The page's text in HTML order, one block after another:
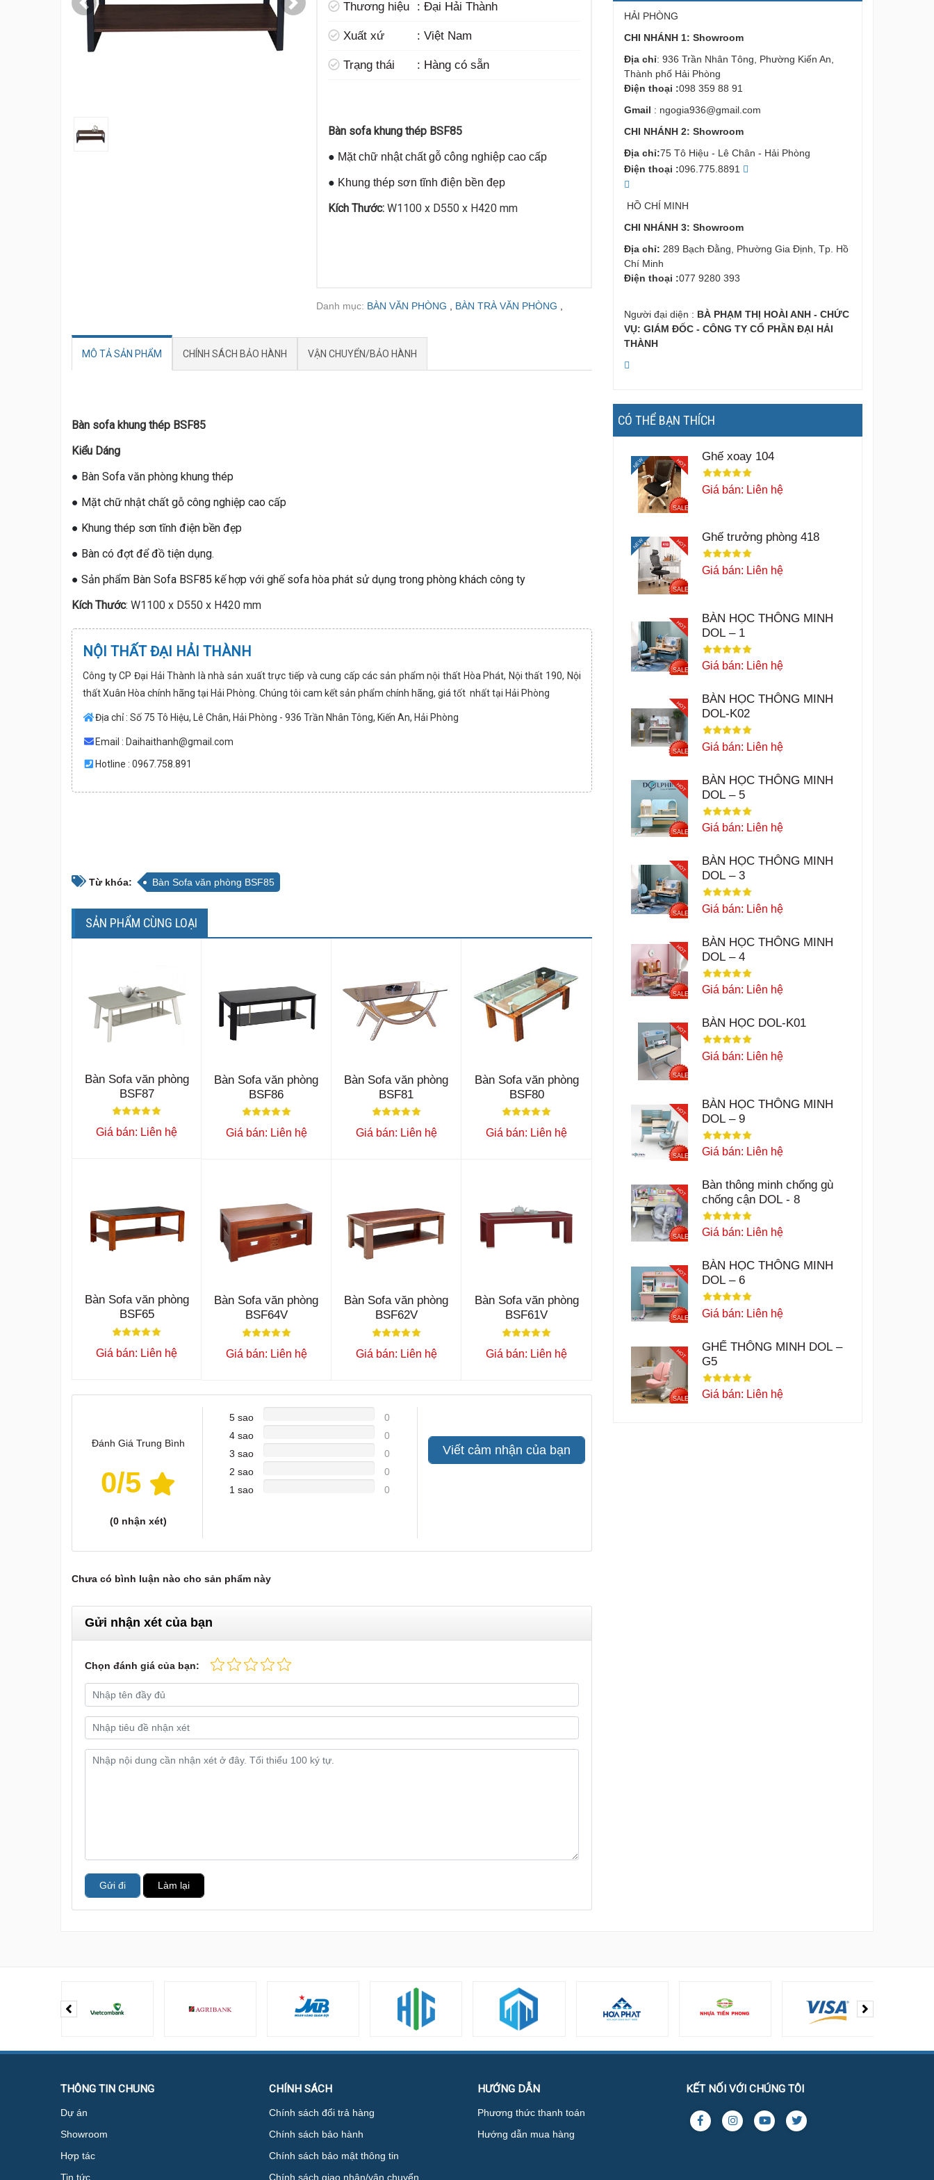
Previous Next Thương hiệu : Đại Hải Thành
Xuất xứ : Việt Nam
Trạng thái : Hàng có sẵn
Bàn sofa khung thép BSF85
● Mặt chữ nhật chất gỗ công nghiệp cao cấp
● Khung thép sơn tĩnh điện bền đẹp
Kích Thước: W1100 x D550 x H420 mm
Danh mục: BÀN VĂN PHÒNG BÀN TRÀ VĂN PHÒNG
MÔ TẢ SẢN PHẨM CHÍNH SÁCH BẢO HÀNH VẬN CHUYỂN/BẢO HÀNH
Bàn sofa khung thép BSF85
Kiểu Dáng
● Bàn Sofa văn phòng khung thép
● Mặt chữ nhật chất gỗ công nghiệp cao cấp
● Khung thép sơn tĩnh điện bền đẹp
● Bàn có đợt để đồ tiện dụng.
● Sản phẩm Bàn Sofa BSF85 kế hợp với ghế sofa hòa phát sử dụng trong phòng khách công ty
Kích Thước: W1100 x D550 x H420 mm
NỘI THẤT ĐẠI HẢI THÀNH
Công ty CP Đại Hải Thành là nhà sản xuất trực tiếp và cung cấp các sản phẩm nội thất Hòa Phát, Nội thất 190, Nội
thất Xuân Hòa chính hãng tại Hải Phòng. Chúng tôi cam kết sản phẩm chính hãng, giá tốt nhất tại Hải Phòng
Địa chỉ : Số 75 Tô Hiệu, Lê Chân, Hải Phòng - 936 Trần Nhân Tông, Kiến An, Hải Phòng
Email : Daihaithanh@gmail.com
Hotline : 0967.758.891
Từ khóa: Bàn Sofa văn phòng BSF85
SẢN PHẨM CÙNG LOẠI
Bàn Sofa văn phòng
BSF87
Giá bán: Liên hệ
Bàn Sofa văn phòng
BSF86
Giá bán: Liên hệ
Bàn Sofa văn phòng
BSF81
Giá bán: Liên hệ
Bàn Sofa văn phòng
BSF80
Giá bán: Liên hệ
Bàn Sofa văn phòng
BSF65
Giá bán: Liên hệ
Bàn Sofa văn phòng
BSF64V
Giá bán: Liên hệ
Bàn Sofa văn phòng
BSF62V
Giá bán: Liên hệ
Bàn Sofa văn phòng
BSF61V
Giá bán: Liên hệ
Đánh Giá Trung Bình
0/5
(0nhận xét)
5 sao
0
4 sao
0
3 sao
0
2 sao
0
1 sao
0
Viết cảm nhận của bạn
Chưa có bình luận nào cho sản phẩm này
Gửi nhận xét của bạn
Chọn đánh giá của bạn:
Gửi đi Làm lại
HẢI PHÒNG
CHI NHÁNH 1: Showroom
Địa chỉ: 936 Trần Nhân Tông, Phường Kiến An,
Thành phố Hải Phòng
Điện thoại :098 359 88 91
Gmail : ngogia936@gmail.com
CHI NHÁNH 2: Showroom
Địa chỉ:75 Tô Hiệu - Lê Chân - Hải Phòng
Điện thoại :096.775.8891
HỒ CHÍ MINH
CHI NHÁNH 3: Showroom
Địa chỉ: 289 Bạch Đằng, Phường Gia Định, Tp. Hồ
Chí Minh
Điện thoại :077 9280 393
Người đại diện : BÀ PHẠM THỊ HOÀI ANH - CHỨC
VỤ: GIÁM ĐỐC - CÔNG TY CỔ PHẦN ĐẠI HẢI
THÀNH
CÓ THỂ BẠN THÍCH
NEW HOT
SALE
Ghế xoay 104
Giá bán: Liên hệ
NEW HOT
SALE
Ghế trưởng phòng 418
Giá bán: Liên hệ
HOT
SALE
BÀN HỌC THÔNG MINH
DOL – 1
Giá bán: Liên hệ
HOT
SALE
BÀN HỌC THÔNG MINH
DOL-K02
Giá bán: Liên hệ
HOT
SALE
BÀN HỌC THÔNG MINH
DOL – 5
Giá bán: Liên hệ
HOT
SALE
BÀN HỌC THÔNG MINH
DOL – 3
Giá bán: Liên hệ
HOT
SALE
BÀN HỌC THÔNG MINH
DOL – 4
Giá bán: Liên hệ
HOT
SALE
BÀN HỌC DOL-K01
Giá bán: Liên hệ
HOT
SALE
BÀN HỌC THÔNG MINH
DOL – 9
Giá bán: Liên hệ
HOT
SALE
Bàn thông minh chống gù
chống cận DOL - 8
Giá bán: Liên hệ
HOT
SALE
BÀN HỌC THÔNG MINH
DOL – 6
Giá bán: Liên hệ
HOT
SALE
GHẾ THÔNG MINH DOL –
G5
Giá bán: Liên hệ
THÔNG TIN CHUNG
Dự án
Showroom
Hợp tác
Tin tức
CHÍNH SÁCH
Chính sách đổi trả hàng
Chính sách bảo hành
Chính sách bảo mật thông tin
Chính sách giao nhận/vận chuyển
HƯỚNG DẪN
Phương thức thanh toán
Hướng dẫn mua hàng
KẾT NỐI VỚI CHÚNG TÔI